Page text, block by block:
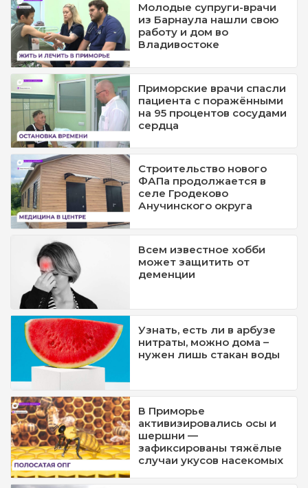
Молодые супруги-врачи
из Барнаула нашли свою
работу и дом во
Владивостоке
Приморские врачи спасли
пациента с поражёнными
на 95 процентов сосудами
сердца
Строительство нового
ФАПа продолжается в
селе Гродеково
Анучинского округа
Всем известное хобби
может защитить от
деменции
Узнать, есть ли в арбузе
нитраты, можно дома –
нужен лишь стакан воды
В Приморье
активизировались осы и
шершни —
зафиксированы тяжёлые
случаи укусов насекомых